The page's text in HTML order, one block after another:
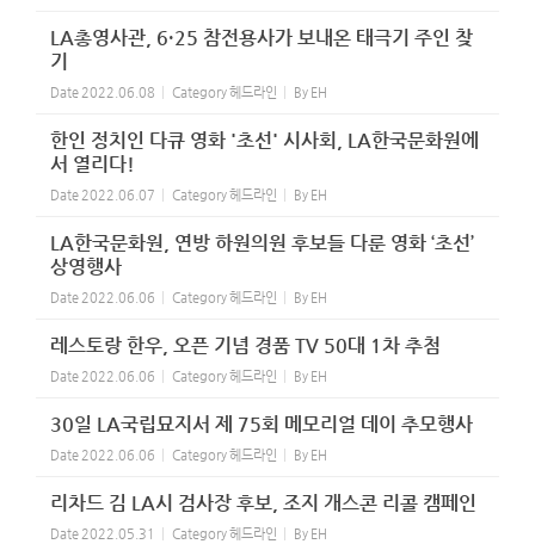
LA총영사관, 6·25 참전용사가 보내온 태극기 주인 찾
기
Date 2022.06.08 Category헤드라인 By EH
한인 정치인 다큐 영화 '초선' 시사회, LA한국문화원에
서 열리다!
Date 2022.06.07 Category헤드라인 By EH
LA한국문화원, 연방 하원의원 후보들 다룬 영화 ‘초선’
상영행사
Date 2022.06.06 Category헤드라인 By EH
레스토랑 한우, 오픈 기념 경품 TV 50대 1차 추첨
Date 2022.06.06 Category헤드라인 By EH
30일 LA국립묘지서 제 75회 메모리얼 데이 추모행사
Date 2022.06.06 Category헤드라인 By EH
리차드 김 LA시 검사장 후보, 조지 개스콘 리콜 캠페인
Date 2022.05.31 Category헤드라인 By EH